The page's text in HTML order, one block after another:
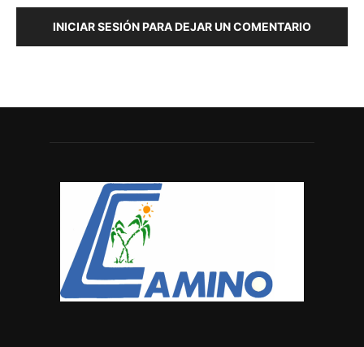
INICIAR SESIÓN PARA DEJAR UN COMENTARIO